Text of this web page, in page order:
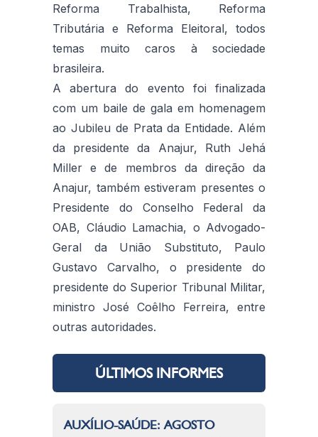
Reforma Trabalhista, Reforma
Tributária e Reforma Eleitoral, todos
temas muito caros à sociedade
brasileira.
A abertura do evento foi finalizada
com um baile de gala em homenagem
ao Jubileu de Prata da Entidade. Além
da presidente da Anajur, Ruth Jehá
Miller e de membros da direção da
Anajur, também estiveram presentes o
Presidente do Conselho Federal da
OAB, Cláudio Lamachia, o Advogado-
Geral da União Substituto, Paulo
Gustavo Carvalho, o presidente do
presidente do Superior Tribunal Militar,
ministro José Coêlho Ferreira, entre
outras autoridades.
ÚLTIMOS INFORMES
AUXÍLIO-SAÚDE: AGOSTO